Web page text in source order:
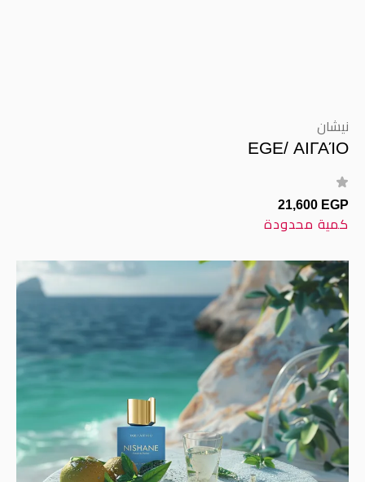
نيشان
EGE/ ΑΙΓΑΊΟ
21,600 EGP
كمية محدودة